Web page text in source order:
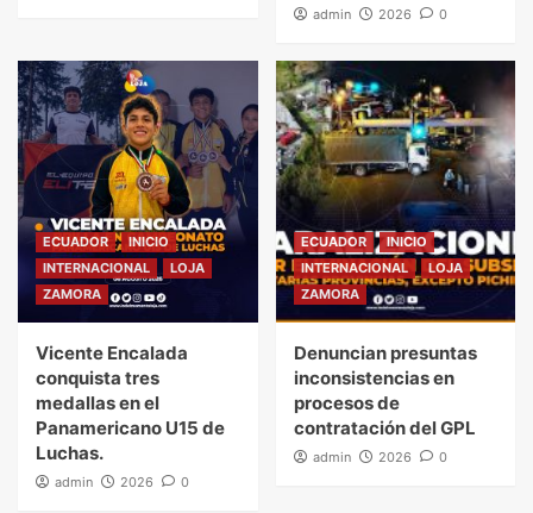
admin 2026 0
ECUADOR
INICIO
INTERNACIONAL
LOJA
ZAMORA
Vicente Encalada
conquista tres
medallas en el
Panamericano U15 de
Luchas.
admin 2026 0
ECUADOR
INICIO
INTERNACIONAL
LOJA
ZAMORA
Denuncian presuntas
inconsistencias en
procesos de
contratación del GPL
admin 2026 0